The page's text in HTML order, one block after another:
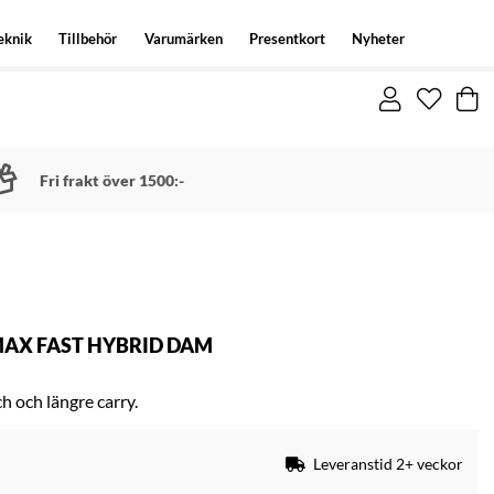
Tillbehör Varumärken Presentkort Nyheter
Fri frakt över 1500:-
FAST HYBRID DAM
och längre carry.
Leveranstid 2+ veckor